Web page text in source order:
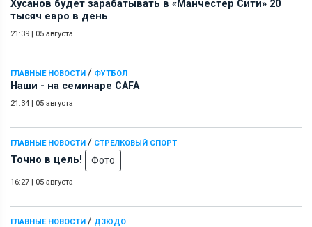
Хусанов будет зарабатывать в «Манчестер Сити» 20
тысяч евро в день
21:39 | 05 августа
ГЛАВНЫЕ НОВОСТИ / ФУТБОЛ
Наши - на семинаре СAFA
21:34 | 05 августа
ГЛАВНЫЕ НОВОСТИ / СТРЕЛКОВЫЙ СПОРТ
Точно в цель! Фото
16:27 | 05 августа
ГЛАВНЫЕ НОВОСТИ / ДЗЮДО